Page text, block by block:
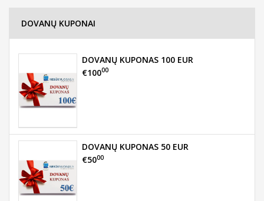
DOVANŲ KUPONAI
DOVANŲ KUPONAS 100 EUR
€10000
DOVANŲ KUPONAS 50 EUR
€5000